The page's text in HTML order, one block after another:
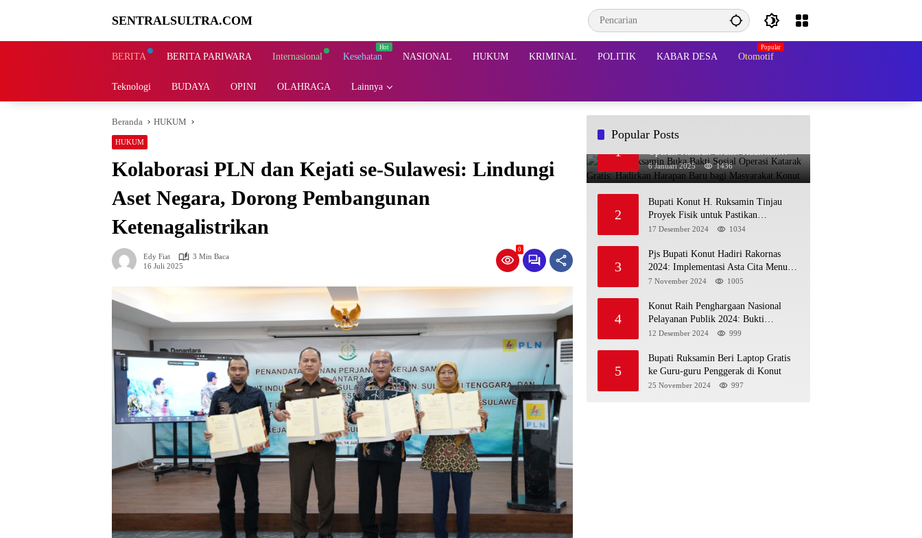
SENTRALSULTRA.COM
BERITA BERITA PARIWARA Internasional Kesehatan NASIONAL HUKUM KRIMINAL POLITIK KABAR DESA Otomotif
Teknologi BUDAYA OPINI OLAHRAGA Lainnya
Beranda HUKUM
HUKUM
Kolaborasi PLN dan Kejati se-Sulawesi: Lindungi
Aset Negara, Dorong Pembangunan
Ketenagalistrikan
Edy Fiat
3 Min Baca
16 Juli 2025
0
Popular Posts
1
Bupati Ruksamin Buka Bakti Sosial
Operasi Katarak Gratis: Hadirkan
Harapan Baru bagi Masyarakat Konut
6 Januari 2025 1436
2
Bupati Konut H. Ruksamin Tinjau
Proyek Fisik untuk Pastikan
Kesesuaian dengan Perencanaan
17 Desember 2024 1034
3
Pjs Bupati Konut Hadiri Rakornas
2024: Implementasi Asta Cita Menuju
Indonesia Emas
7 November 2024 1005
4
Konut Raih Penghargaan Nasional
Pelayanan Publik 2024: Bukti
Komitmen Menuju Pelayanan Prima
12 Desember 2024 999
5
Bupati Ruksamin Beri Laptop Gratis
ke Guru-guru Penggerak di Konut
25 November 2024 997